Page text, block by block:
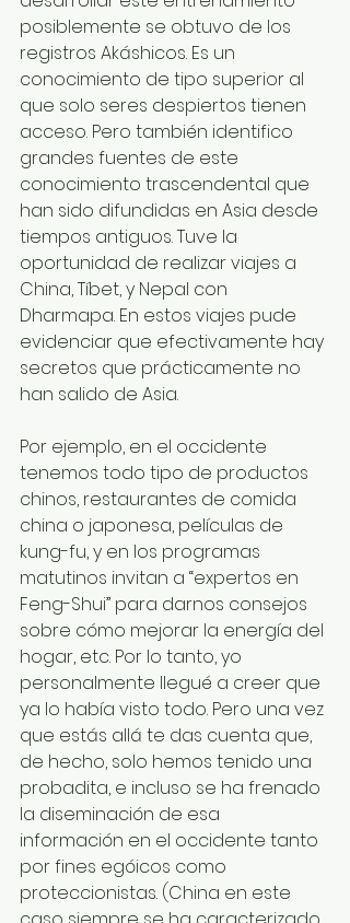
posiblemente se obtuvo de los
registros Akáshicos. Es un
conocimiento de tipo superior al
que solo seres despiertos tienen
acceso. Pero también identifico
grandes fuentes de este
conocimiento trascendental que
han sido difundidas en Asia desde
tiempos antiguos. Tuve la
oportunidad de realizar viajes a
China, Tíbet, y Nepal con
Dharmapa. En estos viajes pude
evidenciar que efectivamente hay
secretos que prácticamente no
han salido de Asia.
Por ejemplo, en el occidente
tenemos todo tipo de productos
chinos, restaurantes de comida
china o japonesa, películas de
kung-fu, y en los programas
matutinos invitan a “expertos en
Feng-Shui” para darnos consejos
sobre cómo mejorar la energía del
hogar, etc. Por lo tanto, yo
personalmente llegué a creer que
ya lo había visto todo. Pero una vez
que estás allá te das cuenta que,
de hecho, solo hemos tenido una
probadita, e incluso se ha frenado
la diseminación de esa
información en el occidente tanto
por fines egóicos como
proteccionistas. (China en este